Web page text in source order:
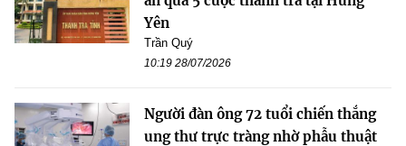
Yên
Trần Quý
10:19 28/07/2026
Người đàn ông 72 tuổi chiến thắng
ung thư trực tràng nhờ phẫu thuật